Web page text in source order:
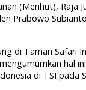
(Menhut), Raja
Prabowo
di Taman Safari
hal
di TSI pada